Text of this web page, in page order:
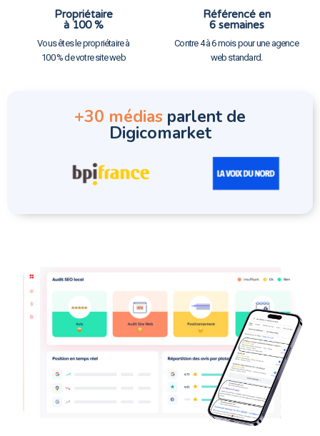
Propriétaire
à 100 %
Vous êtes le propriétaire à
100 % de votre site web
Référencé en
6 semaines
Contre 4 à 6 mois pour une agence
web standard.
+30 médias parlent de
Digicomarket